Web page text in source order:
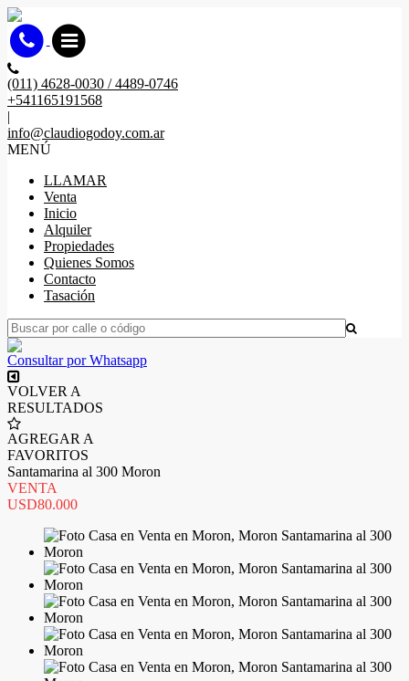
(011) 4628-0030 / 4489-0746
+541165191568
|
info@claudiogodoy.com.ar
MENÚ
LLAMAR
Venta
Inicio
Alquiler
Propiedades
Quienes Somos
Contacto
Tasación
Consultar por Whatsapp
VOLVER A
RESULTADOS
AGREGAR A
FAVORITOS
Santamarina al 300 Moron
VENTA
USD80.000